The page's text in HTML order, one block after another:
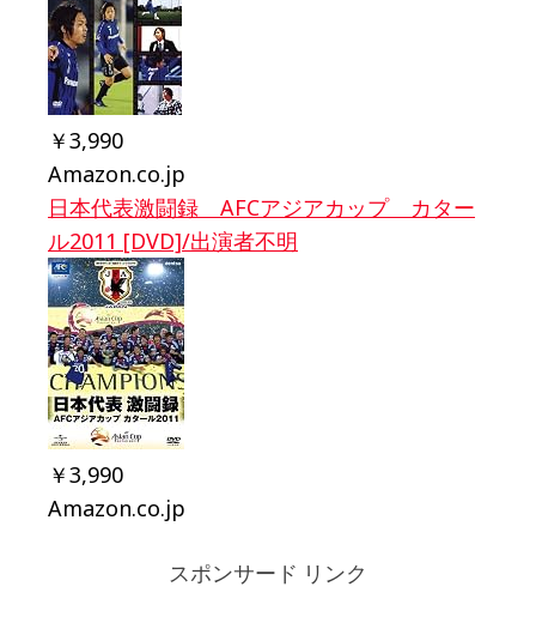
￥3,990
Amazon.co.jp
日本代表激闘録 AFCアジアカップ カター
ル2011 [DVD]/出演者不明
￥3,990
Amazon.co.jp
スポンサード リンク